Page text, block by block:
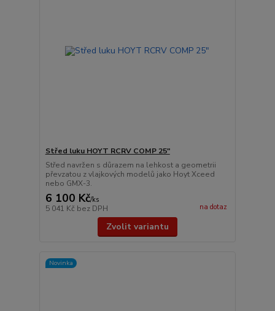
Střed luku HOYT RCRV COMP 25"
Střed navržen s důrazem na lehkost a geometrii
převzatou z vlajkových modelů jako Hoyt Xceed
nebo GMX-3.
6 100 Kč/ks
5 041 Kč bez DPH na dotaz
Zvolit variantu
Novinka